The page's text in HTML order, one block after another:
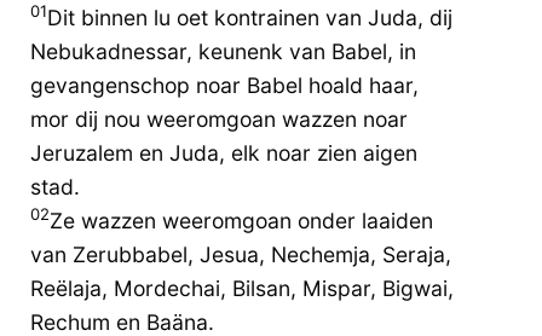
01Dit binnen lu oet kontrainen van Juda, dij
Nebukadnessar, keunenk van Babel, in
gevangenschop noar Babel hoald haar,
mor dij nou weeromgoan wazzen noar
Jeruzalem en Juda, elk noar zien aigen
stad.
02Ze wazzen weeromgoan onder laaiden
van Zerubbabel, Jesua, Nechemja, Seraja,
Reëlaja, Mordechai, Bilsan, Mispar, Bigwai,
Rechum en Baäna.